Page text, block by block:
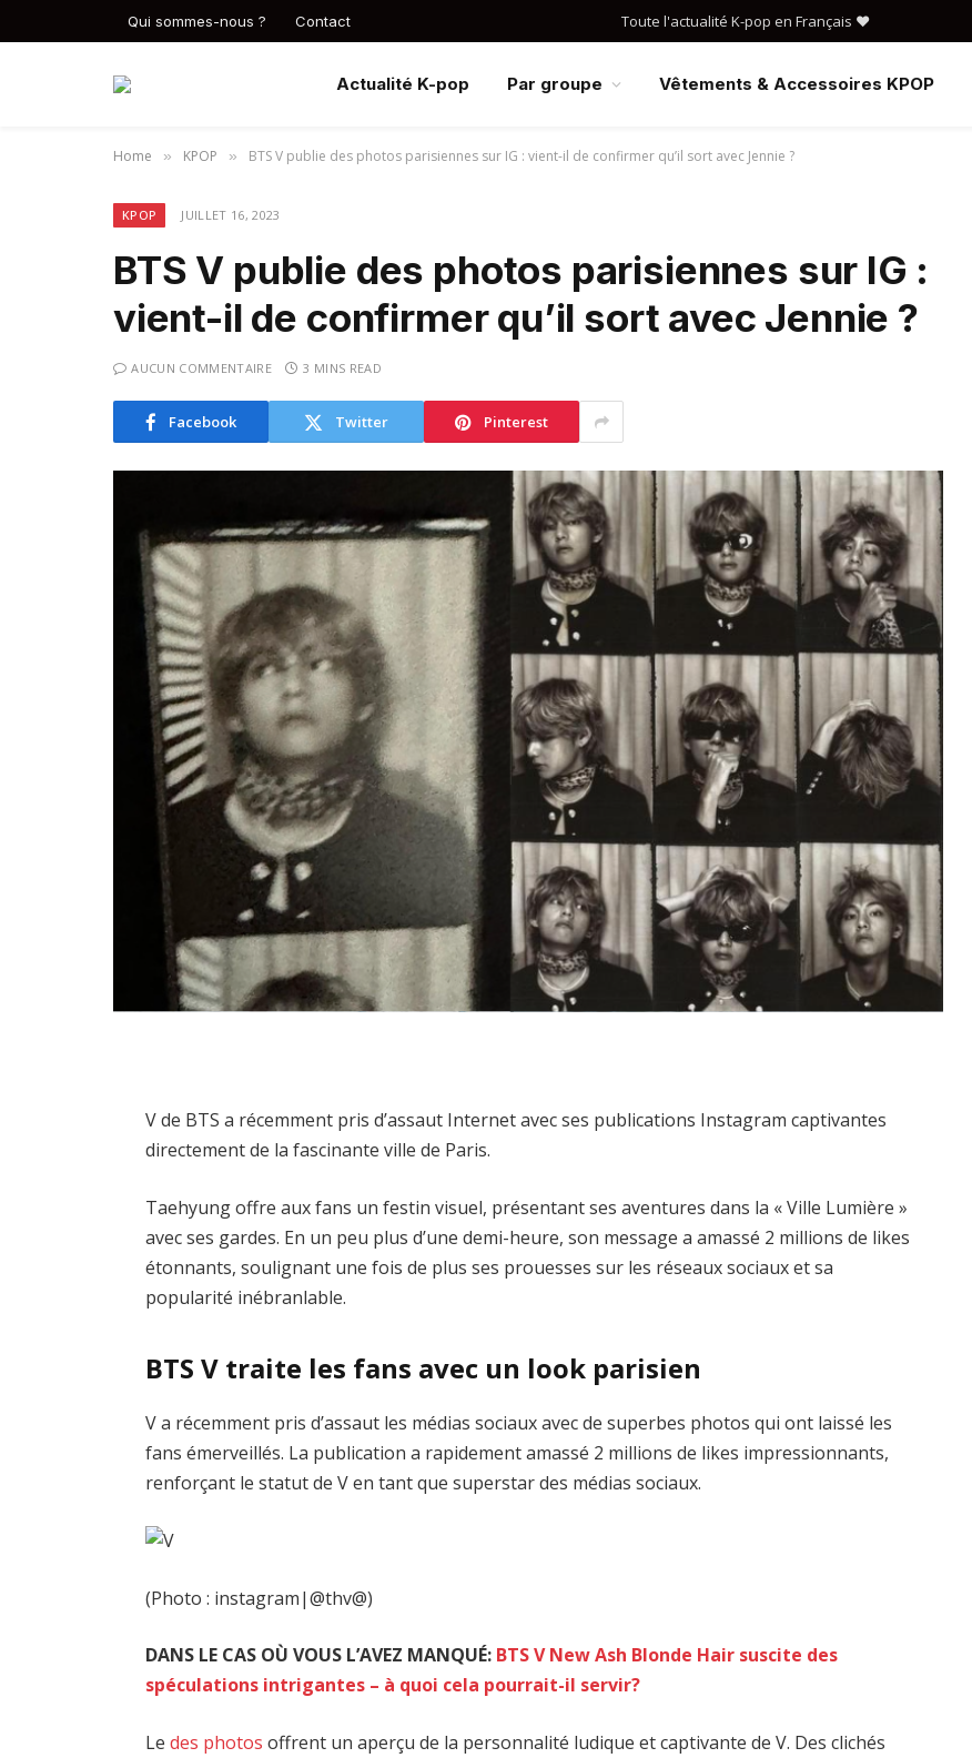
Qui sommes-nous ? Contact Toute l'actualité K-pop en Français ❤️
Actualité K-pop Par groupe Vêtements & Accessoires KPOP
Home » KPOP » BTS V publie des photos parisiennes sur IG : vient-il de confirmer qu’il sort avec Jennie ?
KPOP JUILLET 16, 2023
BTS V publie des photos parisiennes sur IG :
vient-il de confirmer qu’il sort avec Jennie ?
AUCUN COMMENTAIRE 3 MINS READ
Facebook Twitter Pinterest
V de BTS a récemment pris d’assaut Internet avec ses publications Instagram captivantes
directement de la fascinante ville de Paris.
Taehyung offre aux fans un festin visuel, présentant ses aventures dans la « Ville Lumière »
avec ses gardes. En un peu plus d’une demi-heure, son message a amassé 2 millions de likes
étonnants, soulignant une fois de plus ses prouesses sur les réseaux sociaux et sa
popularité inébranlable.
BTS V traite les fans avec un look parisien
V a récemment pris d’assaut les médias sociaux avec de superbes photos qui ont laissé les
fans émerveillés. La publication a rapidement amassé 2 millions de likes impressionnants,
renforçant le statut de V en tant que superstar des médias sociaux.
(Photo : instagram|@thv@)
DANS LE CAS OÙ VOUS L’AVEZ MANQUÉ: BTS V New Ash Blonde Hair suscite des
spéculations intrigantes – à quoi cela pourrait-il servir?
Ledes photos offrent un aperçu de la personnalité ludique et captivante de V. Des clichés